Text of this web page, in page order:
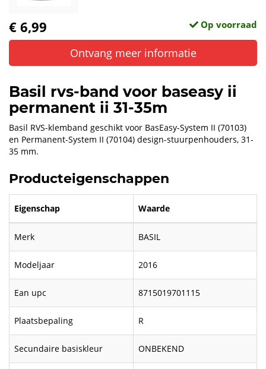
€ 6,99 Op voorraad
Ontvang meer informatie
Basil rvs-band voor baseasy ii
permanent ii 31-35m
Basil RVS-klemband geschikt voor BasEasy-System II (70103)
en Permanent-System II (70104) design-stuurpenhouders, 31-
35 mm.
Producteigenschappen
Eigenschap Waarde
Merk BASIL
Modeljaar 2016
Ean upc 8715019701115
Plaatsbepaling R
Secundaire basiskleur ONBEKEND